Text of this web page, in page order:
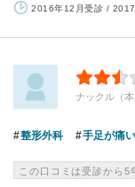
2016年12月受診 /
ナックル（
整形外科 手足が痛
この口コミは受診から5